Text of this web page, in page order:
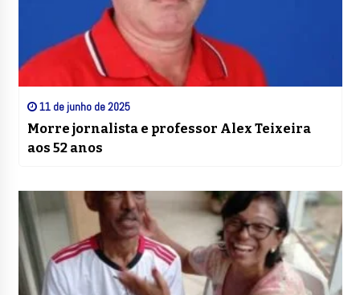
11 de junho de 2025
Morre jornalista e professor Alex Teixeira
aos 52 anos